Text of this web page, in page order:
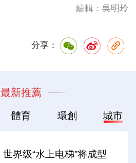
編輯：吳明玲
分享：
最新推薦
體育 環創 城市
世界级“水上电梯”将成型